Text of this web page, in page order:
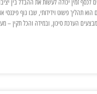
לכסף זמין יכולה לעשות את ההבדל בין
הוא תהליך פשוט וידידותי, שבו גוף פיננסי
הערכת סיכון, ובמידה והכל תקין –